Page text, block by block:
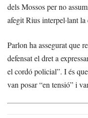
dels Mossos per no
afegit Rius interpel·lant la
Parlon ha assegurat que
defensat el dret a
el cordó policial”. I és
van posar “en tensió” i